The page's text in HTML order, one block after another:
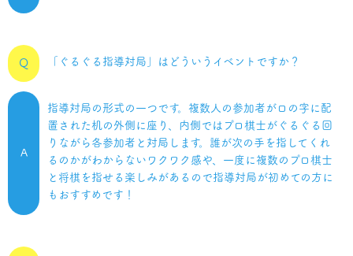
Q 「ぐるぐる指導対局」はどういうイベントですか？
A
指導対局の形式の一つです。複数人の参加者がロの字に配
置された机の外側に座り、内側ではプロ棋士がぐるぐる回
りながら各参加者と対局します。誰が次の手を指してくれ
るのかがわからないワクワク感や、一度に複数のプロ棋士
と将棋を指せる楽しみがあるので指導対局が初めての方に
もおすすめです！